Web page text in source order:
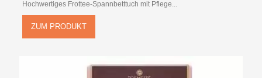
Hochwertiges Frottee-Spannbetttuch mit Pflege...
ZUM PRODUKT